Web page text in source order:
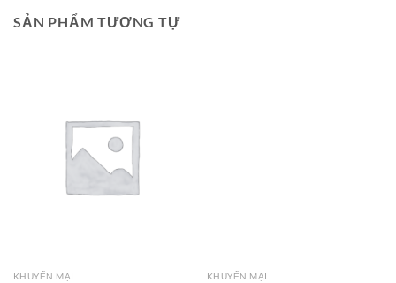
SẢN PHẨM TƯƠNG TỰ
KHUYẾN MẠI KHUYẾN MẠI